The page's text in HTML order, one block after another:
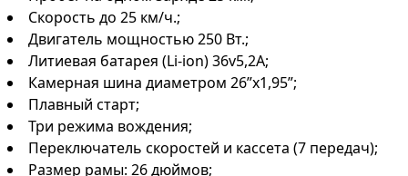
Скорость до 25 км/ч.;
Двигатель мощностью 250 Вт.;
Литиевая батарея (Li-ion) 36v5,2А;
Камерная шина диаметром 26”х1,95”;
Плавный старт;
Три режима вождения;
Переключатель скоростей и кассета (7 передач);
Размер рамы: 26 дюймов;